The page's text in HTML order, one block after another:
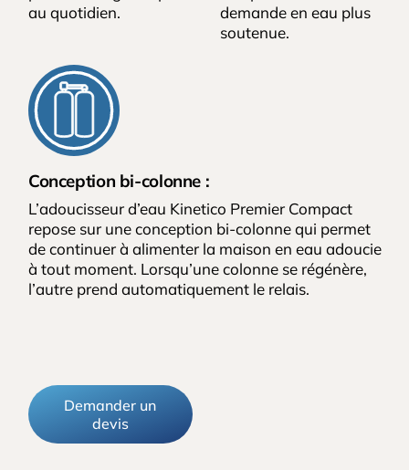
au quotidien.
demande en eau plus
soutenue.
Conception bi-colonne :
L’adoucisseur d’eau Kinetico Premier Compact
repose sur une conception bi-colonne qui permet
de continuer à alimenter la maison en eau adoucie
à tout moment. Lorsqu’une colonne se régénère,
l’autre prend automatiquement le relais.
Demander un
devis